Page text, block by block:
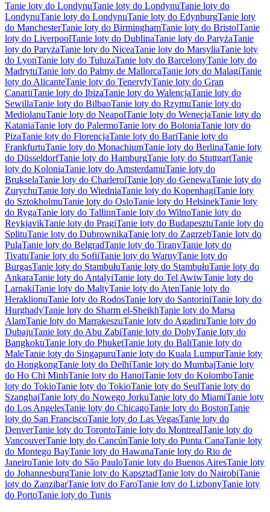
Tanie loty do LondynuTanie loty do LondynuTanie loty do
LondynuTanie loty do LondynuTanie loty do EdynburgTanie loty
do ManchesterTanie loty do BirminghamTanie loty do BristolTanie
loty do LiverpoolTanie loty do DublinaTanie loty do ParyżaTanie
loty do ParyżaTanie loty do NiceaTanie loty do MarsyliaTanie loty
do LyonTanie loty do TuluzaTanie loty do BarcelonyTanie loty do
MadrytuTanie loty do Palmy de MallorcaTanie loty do MalagiTanie
loty do AlicanteTanie loty do TeneryfyTanie loty do Gran
CanariiTanie loty do IbizaTanie loty do WalencjaTanie loty do
SewillaTanie loty do BilbaoTanie loty do RzymuTanie loty do
MediolanuTanie loty do NeapolTanie loty do WenecjaTanie loty do
KataniaTanie loty do PalermoTanie loty do BoloniaTanie loty do
PizaTanie loty do FlorencjaTanie loty do BariTanie loty do
FrankfurtuTanie loty do MonachiumTanie loty do BerlinaTanie loty
do DüsseldorfTanie loty do HamburgTanie loty do StuttgartTanie
loty do KoloniaTanie loty do AmsterdamuTanie loty do
BrukselaTanie loty do CharleroiTanie loty do GenewaTanie loty do
ZurychuTanie loty do WiedniaTanie loty do KopenhagiTanie loty
do SztokholmuTanie loty do OsloTanie loty do HelsinekTanie loty
do RygaTanie loty do TallinnTanie loty do WilnoTanie loty do
ReykjavikTanie loty do PragiTanie loty do BudapesztuTanie loty do
SplituTanie loty do DubrownikaTanie loty do ZagrzebTanie loty do
PulaTanie loty do BelgradTanie loty do TiranyTanie loty do
TivatuTanie loty do SofiiTanie loty do WarnyTanie loty do
BurgasTanie loty do StambułuTanie loty do StambułuTanie loty do
AnkaraTanie loty do AntalyiTanie loty do Tel AwiwTanie loty do
LarnakiTanie loty do MaltyTanie loty do AtenTanie loty do
HeraklionuTanie loty do RodosTanie loty do SantoriniTanie loty do
HurghadyTanie loty do Sharm el-SheikhTanie loty do Marsa
AlamTanie loty do MarrakeszuTanie loty do AgadiruTanie loty do
DubajuTanie loty do Abu ZabiTanie loty do DohyTanie loty do
BangkokuTanie loty do PhuketTanie loty do BaliTanie loty do
MaleTanie loty do SingapuruTanie loty do Kuala LumpurTanie loty
do HongkongTanie loty do DelhiTanie loty do MumbajTanie loty
do Ho Chi MinhTanie loty do HanoiTanie loty do KolomboTanie
loty do TokioTanie loty do TokioTanie loty do SeulTanie loty do
SzanghajTanie loty do Nowego JorkuTanie loty do MiamiTanie loty
do Los AngelesTanie loty do ChicagoTanie loty do BostonTanie
loty do San FranciscoTanie loty do Las VegasTanie loty do
DenverTanie loty do TorontoTanie loty do MontrealTanie loty do
VancouverTanie loty do CancúnTanie loty do Punta CanaTanie loty
do Montego BayTanie loty do HawanaTanie loty do Rio de
JaneiroTanie loty do São PauloTanie loty do Buenos AiresTanie loty
do JohannesburgTanie loty do KapsztadTanie loty do NairobiTanie
loty do ZanzibarTanie loty do FaroTanie loty do LizbonyTanie loty
do PortoTanie loty do Tunis